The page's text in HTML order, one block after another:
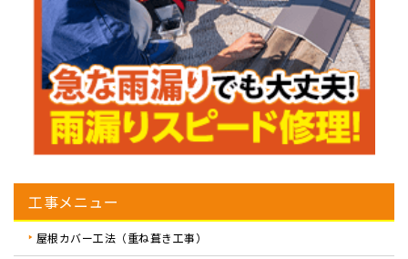
工事メニュー
屋根カバー工法（重ね葺き工事）